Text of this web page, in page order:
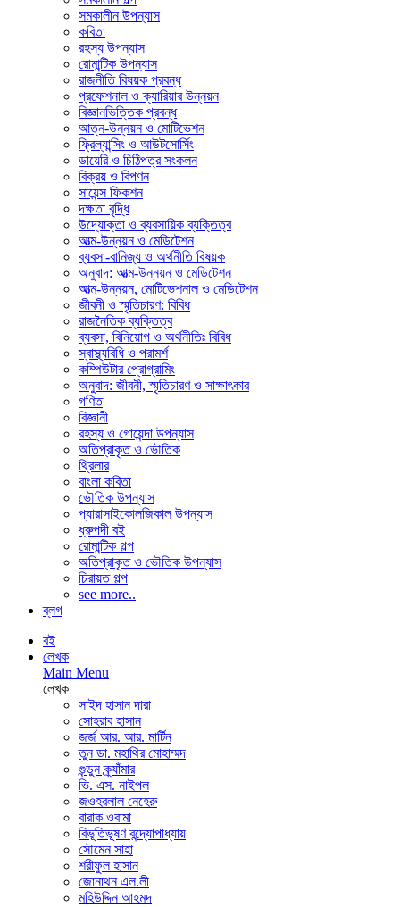
সমকালীন উপন্যাস
কবিতা
রহস্য উপন্যাস
রোমান্টিক উপন্যাস
রাজনীতি বিষয়ক প্রবন্ধ
প্রফেশনাল ও ক্যারিয়ার উন্নয়ন
বিজ্ঞানভিত্তিক প্রবন্ধ
আত্ন-উন্নয়ন ও মোটিভেশন
ফ্রিল্যান্সিং ও আউটসোর্সিং
ডায়েরি ও চিঠিপত্র সংকলন
বিক্রয় ও বিপণন
সায়েন্স ফিকশন
দক্ষতা বৃদ্ধি
উদ্যোক্তা ও ব্যবসায়িক ব্যক্তিত্ব
আত্ম-উন্নয়ন ও মেডিটেশন
ব্যবসা-বানিজ্য ও অর্থনীতি বিষয়ক
অনুবাদ: আত্ম-উন্নয়ন ও মেডিটেশন
আত্ম-উন্নয়ন, মোটিভেশনাল ও মেডিটেশন
জীবনী ও স্মৃতিচারণ: বিবিধ
রাজনৈতিক ব্যক্তিত্ব
ব্যবসা, বিনিয়োগ ও অর্থনীতিঃ বিবিধ
স্বাস্থ্যবিধি ও পরামর্শ
কম্পিউটার প্রোগ্রামিং
অনুবাদ: জীবনী, স্মৃতিচারণ ও সাক্ষাৎকার
গণিত
বিজ্ঞানী
রহস্য ও গোয়েন্দা উপন্যাস
অতিপ্রাকৃত ও ভৌতিক
থ্রিলার
বাংলা কবিতা
ভৌতিক উপন্যাস
প্যারাসাইকোলজিকাল উপন্যাস
ধ্রুপদী বই
রোমান্টিক গল্প
অতিপ্রাকৃত ও ভৌতিক উপন্যাস
চিরায়ত গল্প
see more..
ব্লগ
বই
লেখক
Main Menu
লেখক
সাইদ হাসান দারা
সোহরাব হাসান
জর্জ আর. আর. মার্টিন
তুন ডা. মহাথির মোহাম্মদ
গুন্ডুন ক্র্যাঁমার
ভি. এস. নাইপল
জওহরলাল নেহেরু
বারাক ওবামা
বিভূতিভূষণ বন্দ্যোপাধ্যায়
সৌমেন সাহা
শরীফুল হাসান
জোনাথন এল.লী
মহিউদ্দিন আহমদ